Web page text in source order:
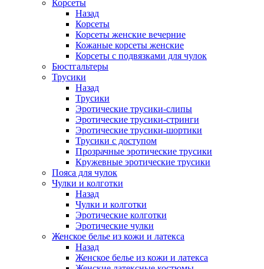
Корсеты
Назад
Корсеты
Корсеты женские вечерние
Кожаные корсеты женские
Корсеты с подвязками для чулок
Бюстгальтеры
Трусики
Назад
Трусики
Эротические трусики-слипы
Эротические трусики-стринги
Эротические трусики-шортики
Трусики с доступом
Прозрачные эротические трусики
Кружевные эротические трусики
Пояса для чулок
Чулки и колготки
Назад
Чулки и колготки
Эротические колготки
Эротические чулки
Женское белье из кожи и латекса
Назад
Женское белье из кожи и латекса